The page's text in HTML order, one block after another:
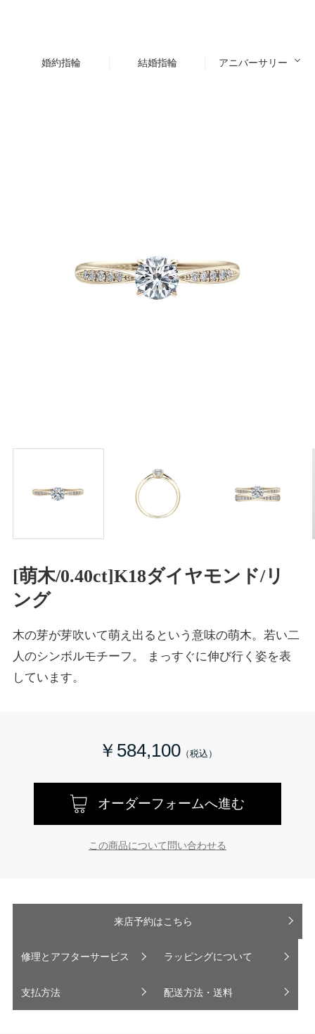
婚約指輪 結婚指輪 アニバーサリー
[萌木/0.40ct]K18ダイヤモンド/リ
ング
木の芽が芽吹いて萌え出るという意味の萌木。若い二
人のシンボルモチーフ。 まっすぐに伸び行く姿を表
しています。
￥584,100
オーダーフォームへ進む
この商品について問い合わせる
来店予約はこちら
修理とアフターサービス ラッピングについて
支払方法 配送方法・送料